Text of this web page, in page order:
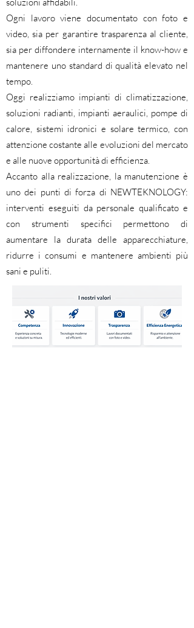
Ogni lavoro viene documentato con foto e
video, sia per garantire trasparenza al cliente,
sia per diffondere internamente il know-how e
mantenere uno standard di qualità elevato nel
tempo.
Oggi realizziamo impianti di climatizzazione,
soluzioni radianti, impianti aeraulici, pompe di
calore, sistemi idronici e solare termico, con
attenzione costante alle evoluzioni del mercato
e alle nuove opportunità di efficienza.
Accanto alla realizzazione, la manutenzione è
uno dei punti di forza di NEWTEKNOLOGY:
interventi eseguiti da personale qualificato e
con strumenti specifici permettono di
aumentare la durata delle apparecchiature,
ridurre i consumi e mantenere ambienti più
sani e puliti.